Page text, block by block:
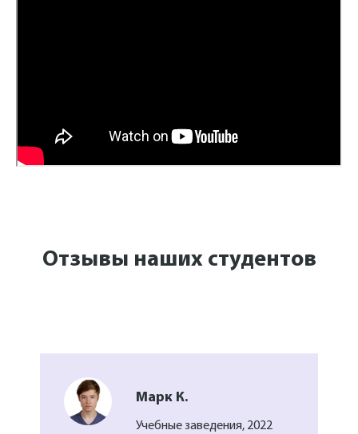
Отзывы наших студентов
Марк К.
Учебные заведения, 2022